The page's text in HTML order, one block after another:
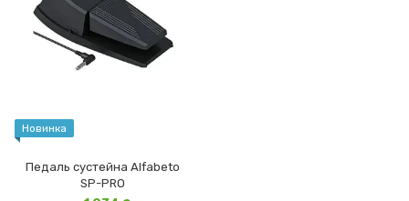
Новинка
Педаль сустейна Alfabeto
SP-PRO